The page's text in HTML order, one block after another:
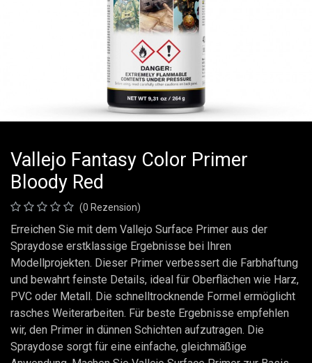
Vallejo Fantasy Color Primer
Bloody Red
(0 Rezension)
Erreichen Sie mit dem Vallejo Surface Primer aus der
Spraydose erstklassige Ergebnisse bei Ihren
Modellprojekten. Dieser Primer verbessert die Farbhaftung
und bewahrt feinste Details, ideal für Oberflächen wie Harz,
PVC oder Metall. Die schnelltrocknende Formel ermöglicht
rasches Weiterarbeiten. Für beste Ergebnisse empfehlen
wir, den Primer in dünnen Schichten aufzutragen. Die
Spraydose sorgt für eine einfache, gleichmäßige